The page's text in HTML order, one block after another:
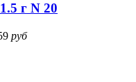
г N 20
руб